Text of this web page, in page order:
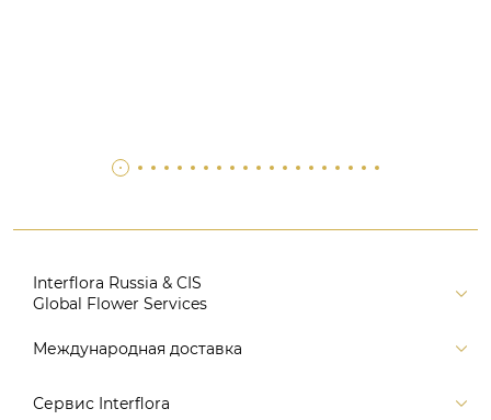
Interflora Russia & CIS
Global Flower Services
Версия для печати
Поиск
Международная доставка
Россия
Сервис Interflora